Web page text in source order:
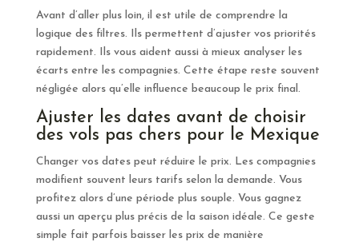
Avant d’aller plus loin, il est utile de comprendre la
logique des filtres. Ils permettent d’ajuster vos priorités
rapidement. Ils vous aident aussi à mieux analyser les
écarts entre les compagnies. Cette étape reste souvent
négligée alors qu’elle influence beaucoup le prix final.
Ajuster les dates avant de choisir
des vols pas chers pour le Mexique
Changer vos dates peut réduire le prix. Les compagnies
modifient souvent leurs tarifs selon la demande. Vous
profitez alors d’une période plus souple. Vous gagnez
aussi un aperçu plus précis de la saison idéale. Ce geste
simple fait parfois baisser les prix de manière